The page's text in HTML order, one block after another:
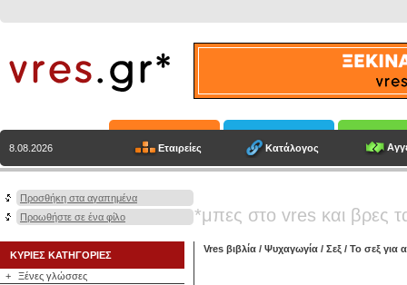
8.08.2026 Εταιρείες Κατάλογος
Προσθήκη στα αγαπημένα
Προωθήστε σε ένα φίλο
*μπες στο vres και βρες
ΚΥΡΙΕΣ ΚΑΤΗΓΟΡΙΕΣ
+
Ξένες γλώσσες
Vres βιβλία / Ψυχαγωγία / Σεξ / Το σεξ για